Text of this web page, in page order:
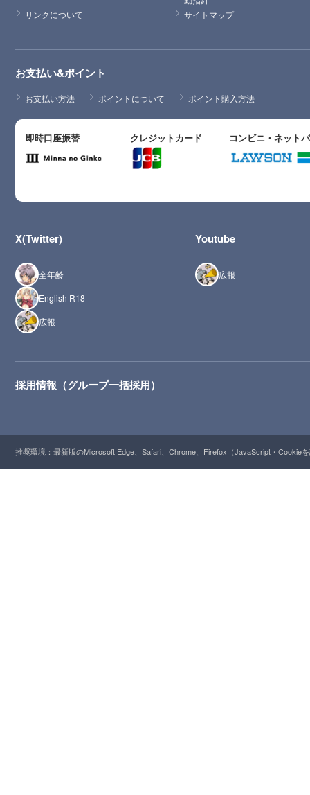
リンクについて
サイトマップ
お支払い&ポイント
お支払い方法 ポイントについて ポイント購入方法
即時口座振替 クレジットカード コンビニ・ネット
X(Twitter)
全年齢
English R18
広報
Youtube
広報
採用情報（グループ一括採用）
推奨環境：最新版のMicrosoft Edge、Safari、Chrome、Firefox（JavaScript・Cookie